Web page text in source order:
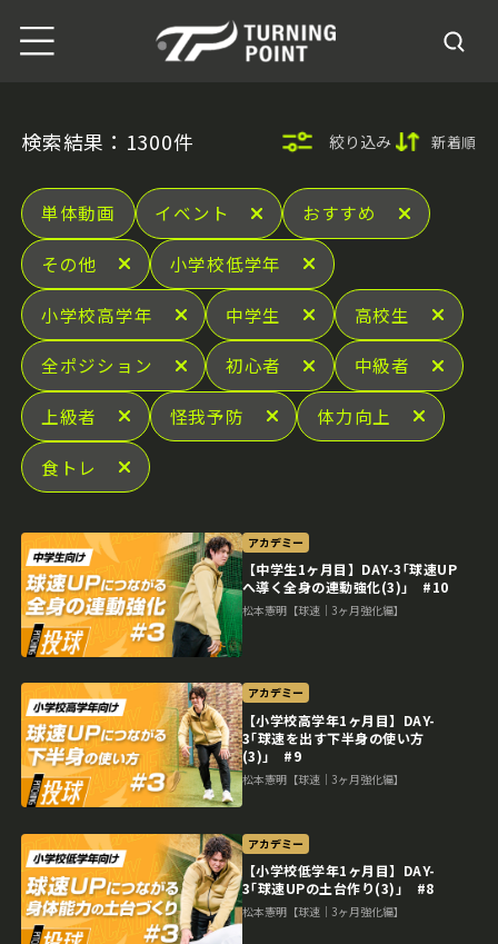
検索結果：1300件 絞り込み 新着順
単体動画 イベント おすすめ
その他 小学校低学年
小学校高学年 中学生 高校生
全ポジション 初心者 中級者
上級者 怪我予防 体力向上
食トレ
アカデミー
【中学生1ヶ月目】DAY-3｢球速UP
へ導く全身の連動強化(3)｣ #10
松本憲明【球速｜3ヶ月強化編】
アカデミー
【小学校高学年1ヶ月目】DAY-
3｢球速を出す下半身の使い方
(3)｣ #9
松本憲明【球速｜3ヶ月強化編】
アカデミー
【小学校低学年1ヶ月目】DAY-
3｢球速UPの土台作り(3)｣ #8
松本憲明【球速｜3ヶ月強化編】